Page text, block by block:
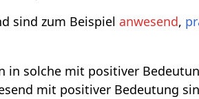
sind zum Beispiel anwesend,
in solche mit positiver
mit positiver Bedeutung